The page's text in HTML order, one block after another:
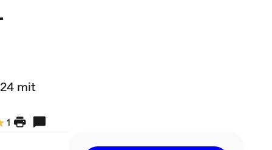
mit
1